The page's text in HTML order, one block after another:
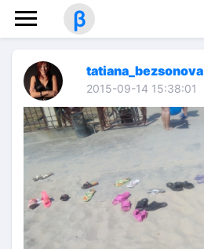
β
tatiana_bezsonova
2015-09-14 15:38:01